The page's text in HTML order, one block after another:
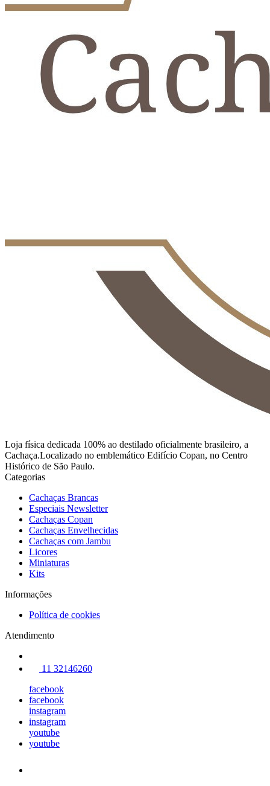
Loja física dedicada 100% ao destilado oficialmente brasileiro, a
Cachaça.Localizado no emblemático Edifício Copan, no Centro
Histórico de São Paulo.
Categorias
Cachaças Brancas
Especiais Newsletter
Cachaças Copan
Cachaças Envelhecidas
Cachaças com Jambu
Licores
Miniaturas
Kits
Informações
Política de cookies
Atendimento
11 32146260
facebook
facebook
instagram
instagram
youtube
youtube